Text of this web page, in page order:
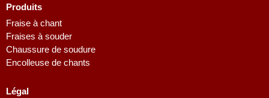
Produits
Fraise à chant
Fraises à souder
Chaussure de soudure
Encolleuse de chants
Légal
Finnish
Dutch